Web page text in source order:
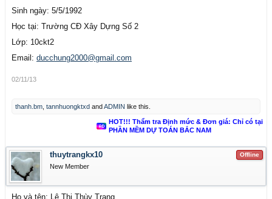
Sinh ngày: 5/5/1992
Học tại: Trường CĐ Xây Dựng Số 2
Lớp: 10ckt2
Email: ducchung2000@gmail.com
02/11/13
thanh.bm tannhuongktxd andADMIN like this.
HOT!!! Thẩm tra Định mức & Đơn giá: Chỉ có tại
PHẦN MỀM DỰ TOÁN BẮC NAM
Offline
thuytrangkx10
New Member
Họ và tên: Lê Thị Thùy Trang